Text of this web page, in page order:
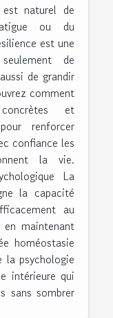
naturel de
ou du
est une
de
de grandir
comment
et
renforcer
confiance les
la vie.
La
la capacité
au
maintenant
homéostasie
la psychologie
intérieure qui
sans sombrer